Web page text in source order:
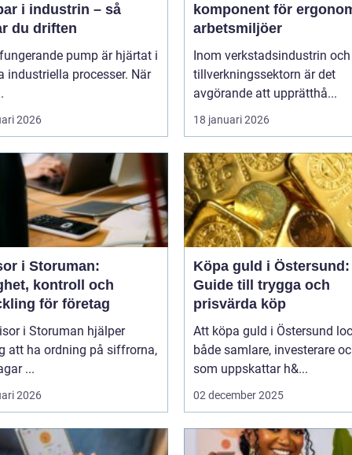
i industrin – så
du driften
pump är hjärtat i
industriella processer. När
2026
komponent för
arbetsmiljöer
Inom verkstadsindustrin och
tillverkningssektorn är det
avgörande att upprätthå...
18 januari 2026
i Storuman:
kontroll och
för företag
i Storuman hjälper
att ha ordning på siffrorna,
...
2026
Köpa guld i Östersund:
Guide till trygga och
prisvärda köp
Att köpa guld i Östersund
både samlare, investerare
som uppskattar h&...
02 december 2025